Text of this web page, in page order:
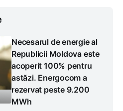
Necesarul de energie al
Republicii Moldova este
acoperit 100% pentru
astăzi. Energocom a
rezervat peste 9.200
MWh